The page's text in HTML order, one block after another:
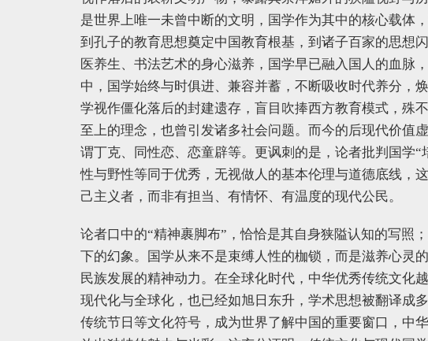
是世界上唯一未曾中断的文明，国学作为其中的核心载体
到孔子的教育思想奠定中国教育根基，到诸子百家的思想
医养生、书法艺术的身心滋养，国学早已融入国人的血脉
中，国学始终与时俱进、兼容并蓄，不断吸收时代养分，
学视作僵化落后的封建遗存，盲目吹捧西方教育模式，殊
至上的理念，也曾引发诸多社会问题。而今的后现代价值
谓丁克、同性恋、恋童辟等。更讽刺的是，论者批判国学
性与野性等同于优秀，无视做人的基本伦理与道德底线，
己主义者，而非有担当、有情怀、有温度的现代公民。
论者口中的“精神裹脚布”，恰恰是其自身狭隘认知的写照
下的幻象。国学从来不是束缚人性的枷锁，而是滋养心灵
民族发展的精神动力。在全球化时代，中华优秀传统文化
现代化与全球化，也已经如旭日东升，学术思想被翻译成
传统节日等文化符号，成为世界了解中国的重要窗口，中